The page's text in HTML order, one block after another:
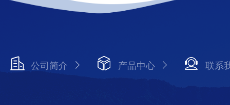
公司简介 产品中心 联系